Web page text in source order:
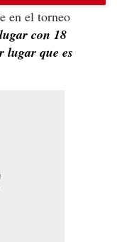
en el torneo
con 18
lugar que es